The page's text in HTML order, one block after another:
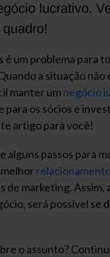
lucrativo.
é um problema para
a situação não
manter um negócio
para os sócios e
artigo para você!
alguns passos para
de marketing. Assim,
será possível se
o assunto?